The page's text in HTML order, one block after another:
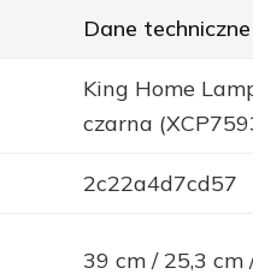
Dane techniczne
King Home
czarna
2c22a4d7cd57
39 cm / 25,3 cm